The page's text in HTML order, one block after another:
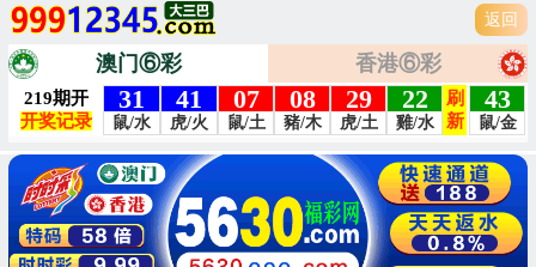
返回
澳门⑥彩 香港⑥彩